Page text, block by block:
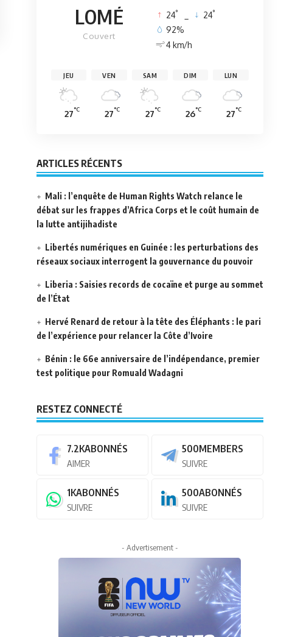
LOMÉ
Couvert
24° 24°
92%
4 km/h
JEU
27°C
VEN
27°C
SAM
27°C
DIM
26°C
LUN
27°C
ARTICLES RÉCENTS
Mali : l’enquête de Human Rights Watch relance le
débat sur les frappes d’Africa Corps et le coût humain de
la lutte antijihadiste
Libertés numériques en Guinée : les perturbations des
réseaux sociaux interrogent la gouvernance du pouvoir
Liberia : Saisies records de cocaïne et purge au sommet
de l’État
Hervé Renard de retour à la tête des Éléphants : le pari
de l’expérience pour relancer la Côte d’Ivoire
Bénin : le 66e anniversaire de l’indépendance, premier
test politique pour Romuald Wadagni
RESTEZ CONNECTÉ
7.2KABONNÉS
AIMER
500MEMBERS
SUIVRE
1KABONNÉS
SUIVRE
500ABONNÉS
SUIVRE
- Advertisement -